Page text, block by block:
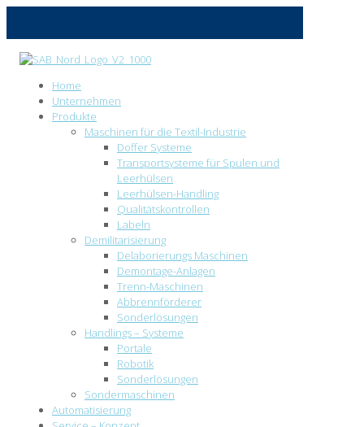
Home
Unternehmen
Produkte
Maschinen für die Textil-Industrie
Doffer Systeme
Transportsysteme für Spulen und
Leerhülsen
Leerhülsen-Handling
Qualitätskontrollen
Labeln
Demilitarisierung
Delaborierungs Maschinen
Demontage-Anlagen
Trenn-Maschinen
Abbrennförderer
Sonderlösungen
Handlings – Systeme
Portale
Robotik
Sonderlösungen
Sondermaschinen
Automatisierung